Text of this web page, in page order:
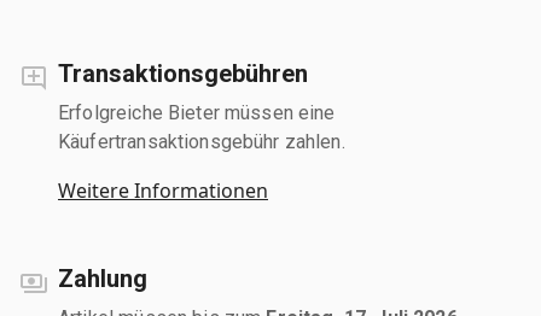
Transaktionsgebühren
Erfolgreiche Bieter müssen eine
Käufertransaktionsgebühr zahlen.
Weitere Informationen
Zahlung